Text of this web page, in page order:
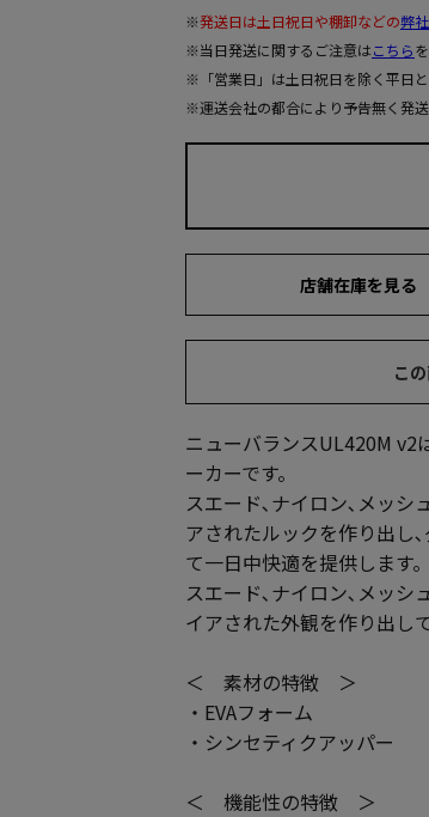
※発送日は土日祝日や棚卸などの弊
※当日発送に関するご注意はこちら
※「営業日」は土日祝日を除く平日
※運送会社の都合により予告無く発
店舗在庫を見る
こ
ニューバランスUL420M v2
ーカーです。
スエード､ナイロン､メッシ
アされたルックを作り出し
て一日中快適を提供します
スエード､ナイロン､メッシ
イアされた外観を作り出し
＜ 素材の特徴 ＞
・EVAフォーム
・シンセティクアッパー
＜ 機能性の特徴 ＞